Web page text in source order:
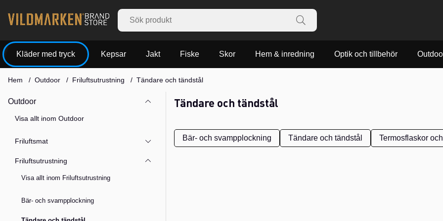
Kläder med tryck Kepsar Jakt Fiske Skor Hem & inredning Optik och tillbehör
Hem Outdoor Friluftsutrustning Tändare och tändstål
Outdoor
Visa allt inom Outdoor
Friluftsmat
Friluftsutrustning
Visa allt inom Friluftsutrustning
Bär- och svampplockning
Tändare och tändstål
Bär- och svampplockning Tändare och tändstål Termosflaskor